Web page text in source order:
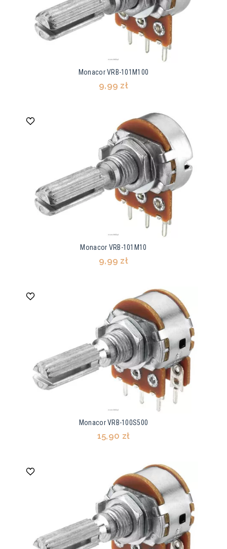
Monacor VRB-101M100
9,99 zł
Monacor VRB-101M10
9,99 zł
Monacor VRB-100S500
15,90 zł